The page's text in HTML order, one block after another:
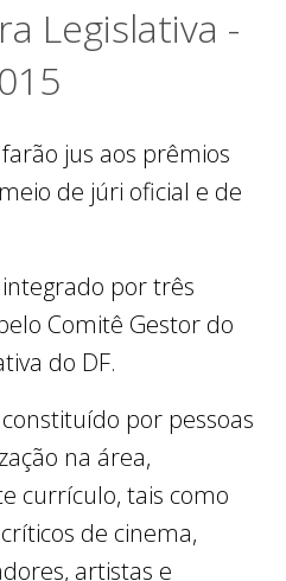
Legislativa -
jus aos prêmios
de júri oficial e de
por três
Comitê Gestor do
do DF.
por pessoas
na área,
currículo, tais como
de cinema,
artistas e